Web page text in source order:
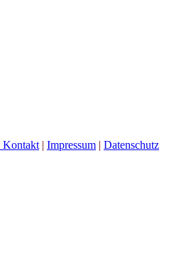
Kontakt | Impressum | Datenschutz